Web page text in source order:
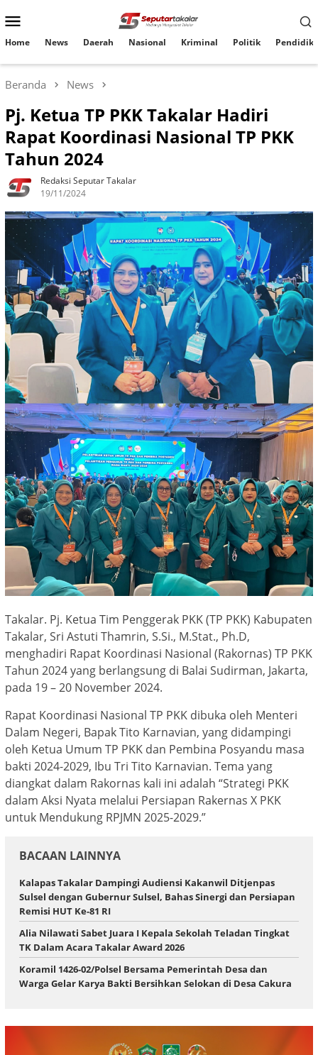
ke
Mobile
Home News Daerah Nasional Kriminal Politik
Beranda News
Pj. Ketua TP PKK Takalar Hadiri
Rapat Koordinasi Nasional TP PKK
Tahun 2024
Redaksi Seputar Takalar
19/11/2024
Takalar. Pj. Ketua Tim Penggerak PKK (TP PKK) Kabupaten
Takalar, Sri Astuti Thamrin, S.Si., M.Stat., Ph.D,
menghadiri Rapat Koordinasi Nasional (Rakornas) TP PKK
Tahun 2024 yang berlangsung di Balai Sudirman, Jakarta,
pada 19 – 20 November 2024.
Rapat Koordinasi Nasional TP PKK dibuka oleh Menteri
Dalam Negeri, Bapak Tito Karnavian, yang didampingi
oleh Ketua Umum TP PKK dan Pembina Posyandu masa
bakti 2024-2029, Ibu Tri Tito Karnavian. Tema yang
diangkat dalam Rakornas kali ini adalah “Strategi PKK
dalam Aksi Nyata melalui Persiapan Rakernas X PKK
untuk Mendukung RPJMN 2025-2029.”
BACAAN LAINNYA
Kalapas Takalar Dampingi Audiensi Kakanwil Ditjenpas
Sulsel dengan Gubernur Sulsel, Bahas Sinergi dan Persiapan
Remisi HUT Ke-81 RI
Alia Nilawati Sabet Juara I Kepala Sekolah Teladan Tingkat
TK Dalam Acara Takalar Award 2026
Koramil 1426-02/Polsel Bersama Pemerintah Desa dan
Warga Gelar Karya Bakti Bersihkan Selokan di Desa Cakura